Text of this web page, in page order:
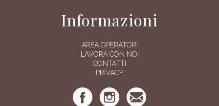
Informazioni
AREA OPERATORI
LAVORA CON NOI
CONTATTI
PRIVACY